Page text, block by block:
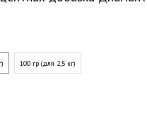
100 гр (для 2,5 кг)